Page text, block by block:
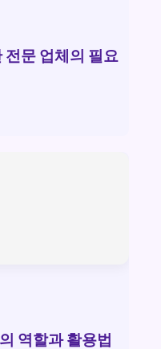
문 업체의 필요
역할과 활용법